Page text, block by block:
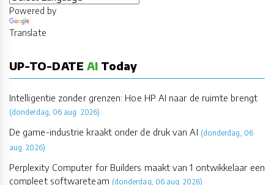
Powered by
Translate
UP-TO-DATE AI Today
Intelligentie zonder grenzen: Hoe HP AI naar de ruimte brengt
(donderdag, 06 aug. 2026)
De game-industrie kraakt onder de druk van AI (donderdag, 06
aug. 2026)
Perplexity Computer for Builders maakt van 1 ontwikkelaar een
compleet softwareteam (donderdag, 06 aug. 2026)